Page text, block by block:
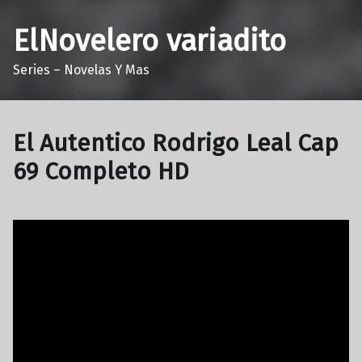
ElNovelero variadito
Series – Novelas Y Mas
El Autentico Rodrigo Leal Cap
69 Completo HD